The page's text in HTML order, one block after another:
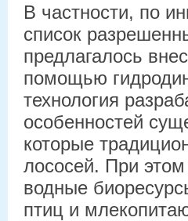
В частности, по
список
предлагалось
помощью
технология
особенностей
которые
лососей. При этом
водные
птиц и